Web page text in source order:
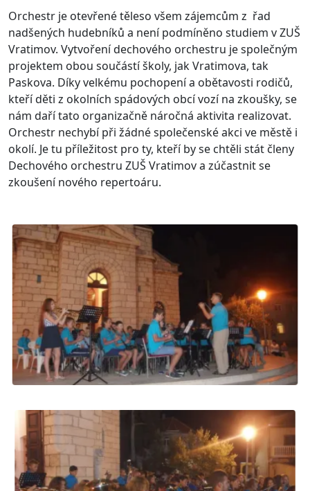
Orchestr je otevřené těleso všem zájemcům z řad
nadšených hudebníků a není podmíněno studiem v ZUŠ
Vratimov. Vytvoření dechového orchestru je společným
projektem obou součástí školy, jak Vratimova, tak
Paskova. Díky velkému pochopení a obětavosti rodičů,
kteří děti z okolních spádových obcí vozí na zkoušky, se
nám daří tato organizačně náročná aktivita realizovat.
Orchestr nechybí při žádné společenské akci ve městě i
okolí. Je tu příležitost pro ty, kteří by se chtěli stát členy
Dechového orchestru ZUŠ Vratimov a zúčastnit se
zkoušení nového repertoáru.